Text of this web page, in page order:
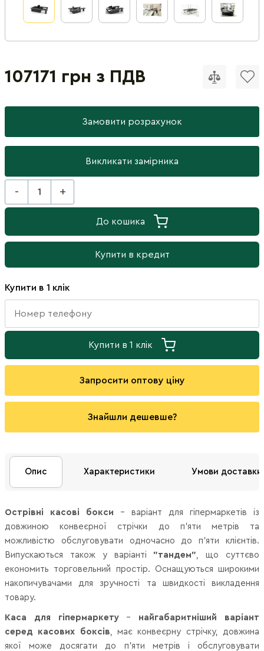
107171 грн з ПДВ
Замовити розрахунок
Викликати замірника
- +
До кошика
Купити в кредит
Купити в 1 клік
Купити в 1 клік
Запросити оптову ціну
Знайшли дешевше?
Опис Характеристики Умови доставки
Острівні касові бокси – варіант для гіпермаркетів із
довжиною конвеєрної стрічки до п'яти метрів та
можливістю обслуговувати одночасно до п'яти клієнтів.
Випускаються також у варіанті "тандем", що суттєво
економить торговельний простір. Оснащуються широкими
накопичувачами для зручності та швидкості викладення
товару.
Каса для гіпермаркету- найгабаритніший варіант
серед касових боксів, має конвеєрну стрічку, довжина
якої може досягати до п'яти метрів і обслуговувати